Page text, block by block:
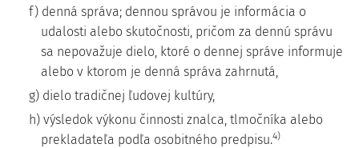
f) denná správa; dennou správou je informácia o
udalosti alebo skutočnosti, pričom za dennú správu
sa nepovažuje dielo, ktoré o dennej správe informuje
alebo v ktorom je denná správa zahrnutá,
g) dielo tradičnej ľudovej kultúry,
h) výsledok výkonu činnosti znalca, tlmočníka alebo
prekladateľa podľa osobitného predpisu.4)